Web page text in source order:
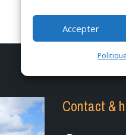
Accepter
Contact &